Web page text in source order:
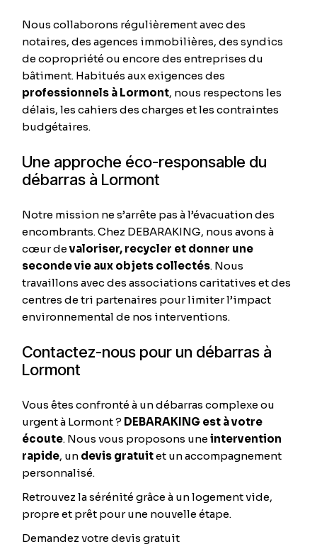
Nous collaborons régulièrement avec des
notaires, des agences immobilières, des syndics
de copropriété ou encore des entreprises du
bâtiment. Habitués aux exigences des
professionnels à Lormont, nous respectons les
délais, les cahiers des charges et les contraintes
budgétaires.
Une approche éco-responsable du
débarras à Lormont
Notre mission ne s’arrête pas à l’évacuation des
encombrants. Chez DEBARAKING, nous avons à
cœur devaloriser, recycler et donner une
seconde vie aux objets collectés. Nous
travaillons avec des associations caritatives et des
centres de tri partenaires pour limiter l’impact
environnemental de nos interventions.
Contactez-nous pour un débarras à
Lormont
Vous êtes confronté à un débarras complexe ou
urgent à Lormont ? DEBARAKING est à votre
écoute. Nous vous proposons uneintervention
rapide, un devis gratuitet un accompagnement
personnalisé.
Retrouvez la sérénité grâce à un logement vide,
propre et prêt pour une nouvelle étape.
Demandez votre devis gratuit